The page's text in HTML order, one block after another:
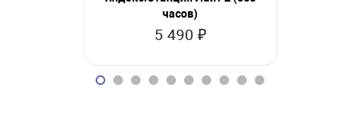
часов)
5 490 ₽